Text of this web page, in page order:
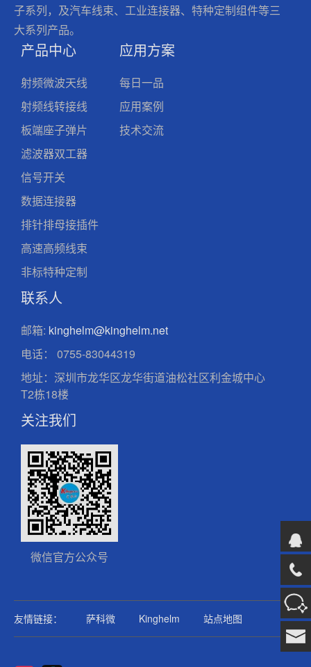
子系列，及汽车线束、工业连接器、特种定制组件等三
大系列产品。
产品中心
射频微波天线
射频线转接线
板端座子弹片
滤波器双工器
信号开关
数据连接器
排针排母接插件
高速高频线束
非标特种定制
应用方案
每日一品
应用案例
技术交流
联系人
邮箱: kinghelm@kinghelm.net
电话：
0755-83044319
地址：深圳市龙华区龙华街道油松社区利金城中心
T2栋18楼
关注我们
微信官方公众号
友情链接： 萨科微 Kinghelm 站点地图